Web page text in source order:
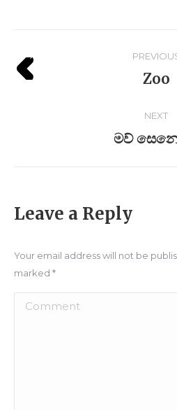
Zoo
NEXT
මව්
Leave a Reply
Your email address will not be
marked *
Comment